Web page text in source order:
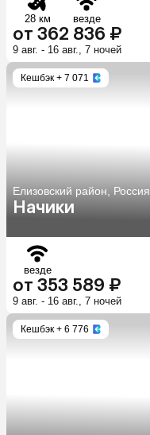
28 км везде
от 362 836 ₽
9 авг. - 16 авг., 7 ночей
Кешбэк + 7 071
Елизовский район, Россия
Начики
везде
от 353 589 ₽
9 авг. - 16 авг., 7 ночей
Кешбэк + 6 776